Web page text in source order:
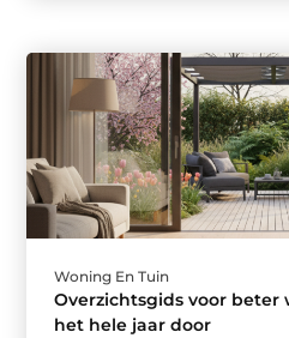
Woning En Tuin
Overzichtsgids voor
het hele jaar door